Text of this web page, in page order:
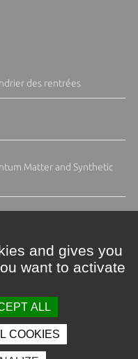
des rentrées
Matter and Synthetic
and gives you
want to activate
ALL
COOKIES